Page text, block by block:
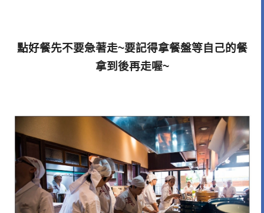
點好餐先不要急著走~要記得拿餐盤等自己的餐
拿到後再走喔~